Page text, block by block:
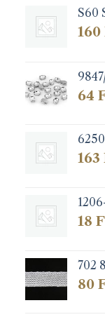
S60
160
64
163
18
702
80